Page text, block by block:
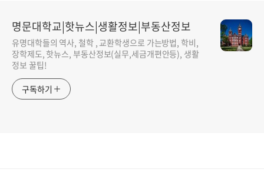
명문대학교|핫뉴스|생활정보|부동산정보
유명대학들의 역사, 철학 , 교환학생으로 가는방법, 학비,
장학제도, 핫뉴스, 부동산정보(실무,세금개편안등), 생활
정보 꿀팁!
구독하기